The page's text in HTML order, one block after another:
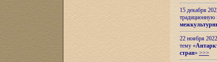
15 декабря
22 ноября
тему «
стран» >>>